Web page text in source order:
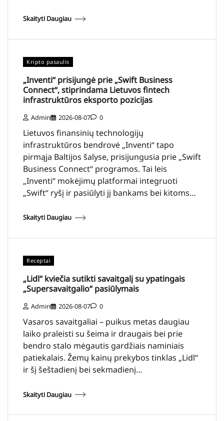
Skaityti Daugiau
Kripto pasaulis
„Inventi“ prisijungė prie „Swift Business
Connect“, stiprindama Lietuvos fintech
infrastruktūros eksporto pozicijas
Admin 2026-08-07 0
Lietuvos finansinių technologijų
infrastruktūros bendrovė „Inventi“ tapo
pirmąja Baltijos šalyse, prisijungusia prie „Swift
Business Connect“ programos. Tai leis
„Inventi“ mokėjimų platformai integruoti
„Swift“ ryšį ir pasiūlyti jį bankams bei kitoms…
Skaityti Daugiau
Receptai
„Lidl“ kviečia sutikti savaitgalį su ypatingais
„Supersavaitgalio“ pasiūlymais
Admin 2026-08-07 0
Vasaros savaitgaliai – puikus metas daugiau
laiko praleisti su šeima ir draugais bei prie
bendro stalo mėgautis gardžiais naminiais
patiekalais. Žemų kainų prekybos tinklas „Lidl“
ir šį šeštadienį bei sekmadienį…
Skaityti Daugiau